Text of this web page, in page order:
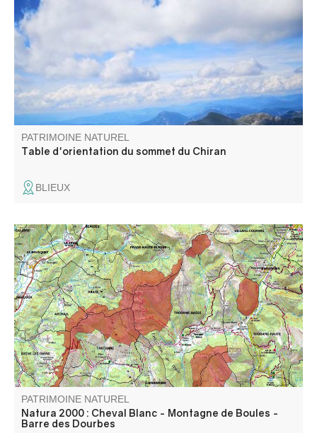
l'arrière pays Niçois, cette table vous permettra d'admirer
les différents sommets et points qui vous feront face.
PATRIMOINE NATUREL
Table d'orientation du sommet du Chiran
BLIEUX
Constitué de 4 entités, ce massif s’élève entre les vallées
de La Bléone et du Verdon.
PATRIMOINE NATUREL
Natura 2000 : Cheval Blanc - Montagne de Boules -
Barre des Dourbes